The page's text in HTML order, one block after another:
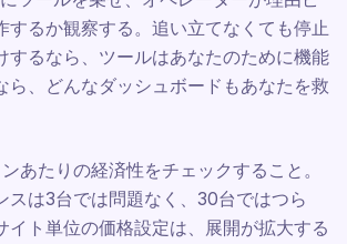
するか観察する。追い立てなくても停止
するなら、ツールはあなたのために機能
ら、どんなダッシュボードもあなたを救
あたりの経済性をチェックすること。
スは3台では問題なく、30台ではつら
イト単位の価格設定は、展開が拡大する